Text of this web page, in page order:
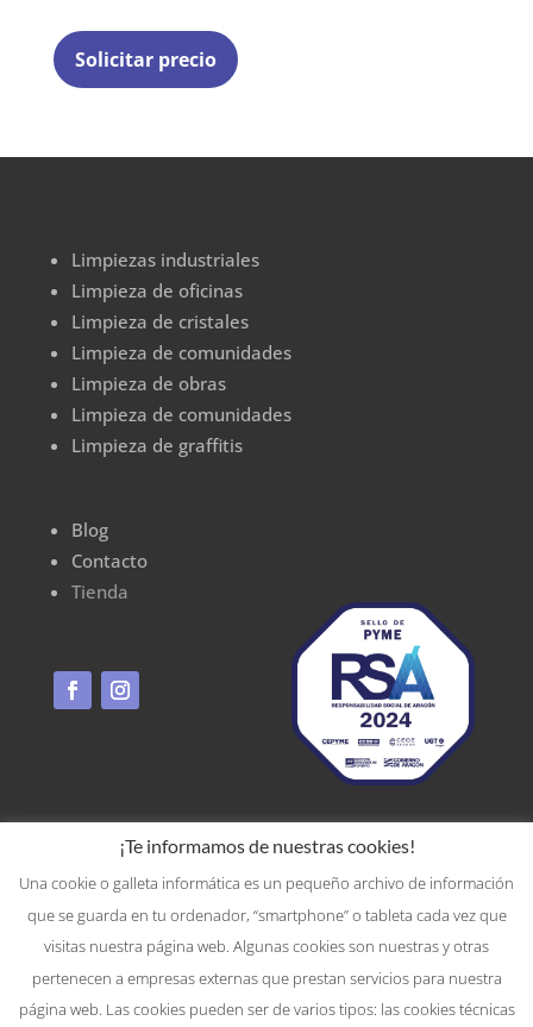
Limpiezas industriales
Limpieza de oficinas
Limpieza de cristales
Limpieza de comunidades
Limpieza de obras
Limpieza de comunidades
Limpieza de graffitis
Blog
Contacto
Tienda
¡Te informamos de nuestras cookies!
Una cookie o galleta informática es un pequeño archivo de información
que se guarda en tu ordenador, “smartphone” o tableta cada vez que
visitas nuestra página web. Algunas cookies son nuestras y otras
pertenecen a empresas externas que prestan servicios para nuestra
página web. Las cookies pueden ser de varios tipos: las cookies técnicas